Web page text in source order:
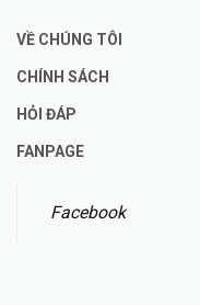
VỀ CHÚNG TÔI
CHÍNH SÁCH
HỎI ĐÁP
FANPAGE
Facebook